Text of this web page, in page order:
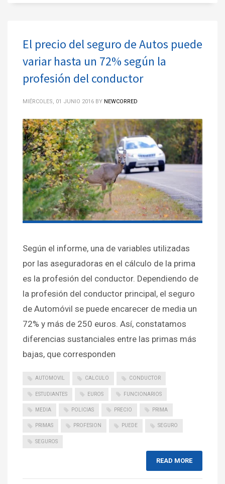
El precio del seguro de Autos puede
variar hasta un 72% según la
profesión del conductor
MIÉRCOLES, 01 JUNIO 2016 BY NEWCORRED
Según el informe, una de variables utilizadas
por las aseguradoras en el cálculo de la prima
es la profesión del conductor. Dependiendo de
la profesión del conductor principal, el seguro
de Automóvil se puede encarecer de media un
72% y más de 250 euros. Así, constatamos
diferencias sustanciales entre las primas más
bajas, que corresponden
AUTOMOVIL CALCULO CONDUCTOR
ESTUDIANTES EUROS FUNCIONARIOS
MEDIA POLICIAS PRECIO PRIMA
PRIMAS PROFESION PUEDE SEGURO
SEGUROS
READ MORE